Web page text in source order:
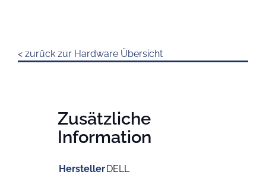
< zurück zur Hardware Übersicht
Zusätzliche
Information
HerstellerDELL